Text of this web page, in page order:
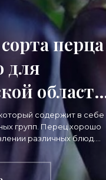
перца
для
области
«Овощи»
содержит в себе
групп. Перец хорошо
различных блюд.